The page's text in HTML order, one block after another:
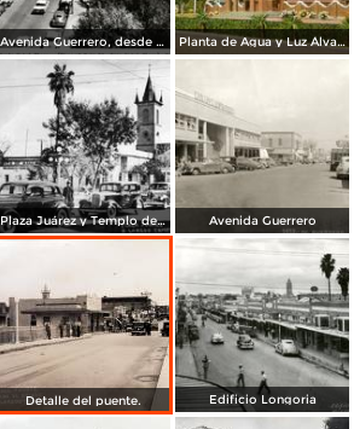
Avenida Guerrero, desde el Hotel Plaza Planta de Agua y Luz Álvaro Obregón
Plaza Juárez y Templo del Santo Niño Avenida Guerrero
Detalle del puente. Edificio Longoria